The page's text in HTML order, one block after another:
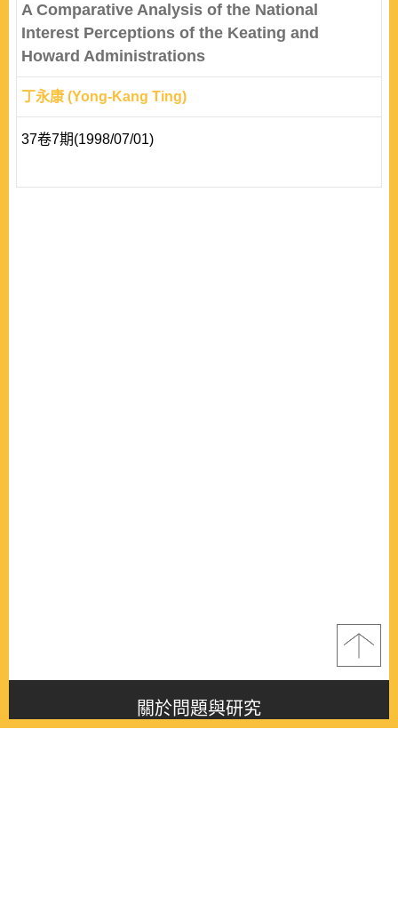
A Comparative Analysis of the National
Interest Perceptions of the Keating and
Howard Administrations
丁永康 (Yong-Kang Ting)
37卷7期(1998/07/01)
關於問題與研究
About this journal